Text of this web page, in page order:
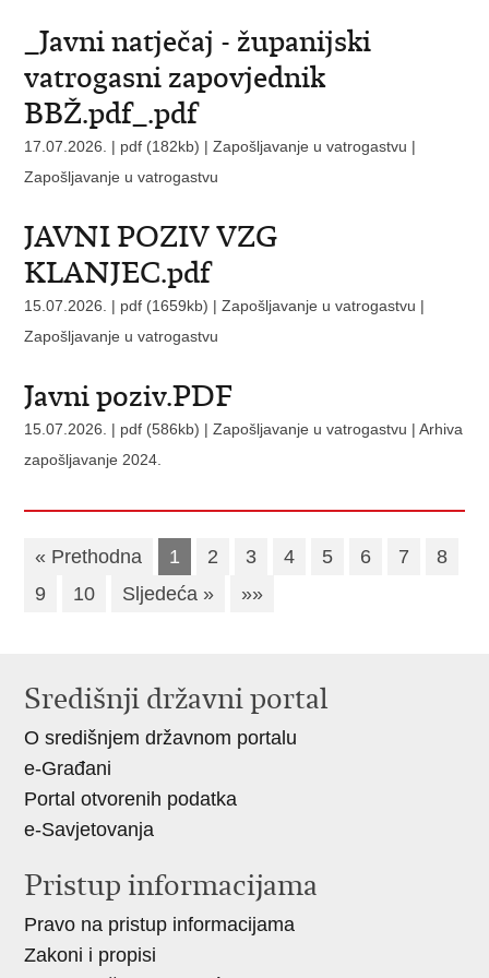
_Javni natječaj - županijski
vatrogasni zapovjednik
BBŽ.pdf_.pdf
17.07.2026. | pdf (182kb) | Zapošljavanje u vatrogastvu |
Zapošljavanje u vatrogastvu
JAVNI POZIV VZG
KLANJEC.pdf
15.07.2026. | pdf (1659kb) | Zapošljavanje u vatrogastvu |
Zapošljavanje u vatrogastvu
Javni poziv.PDF
15.07.2026. | pdf (586kb) | Zapošljavanje u vatrogastvu |Arhiva
zapošljavanje 2024.
« Prethodna 1 2 3 4 5 6 7
8
9
10 Sljedeća » »»
Središnji državni portal
O središnjem državnom portalu
e-Građani
Portal otvorenih podatka
e-Savjetovanja
Pristup informacijama
Pravo na pristup informacijama
Zakoni i propisi